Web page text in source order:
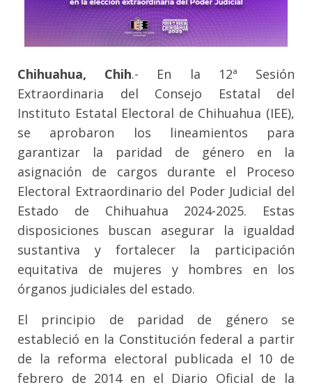
Chihuahua, Chih.- En la 12ª Sesión
Extraordinaria del Consejo Estatal del
Instituto Estatal Electoral de Chihuahua (IEE),
se aprobaron los lineamientos para
garantizar la paridad de género en la
asignación de cargos durante el Proceso
Electoral Extraordinario del Poder Judicial del
Estado de Chihuahua 2024-2025. Estas
disposiciones buscan asegurar la igualdad
sustantiva y fortalecer la participación
equitativa de mujeres y hombres en los
órganos judiciales del estado.
El principio de paridad de género se
estableció en la Constitución federal a partir
de la reforma electoral publicada el 10 de
febrero de 2014 en el Diario Oficial de la